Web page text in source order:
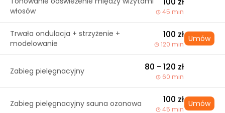
włosów
45 min
Trwała ondulacja + strzyżenie +
modelowanie
100 zł
120 min
Umów
Zabieg pielęgnacyjny 80 - 120 zł
60 min
Zabieg pielęgnacyjny sauna ozonowa 100 zł
45 min
Umów